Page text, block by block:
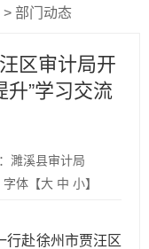
> 部门动态
区审计局开
升”学习交流
濉溪县审计局
字体【大 中 小】
行赴徐州市贾汪区